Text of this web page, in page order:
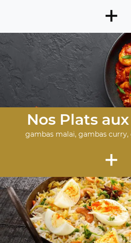
+
Nos Plats
gambas malai, gambas curry,
+